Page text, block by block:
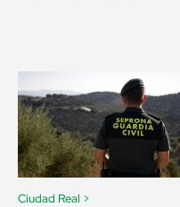
Ciudad Real >